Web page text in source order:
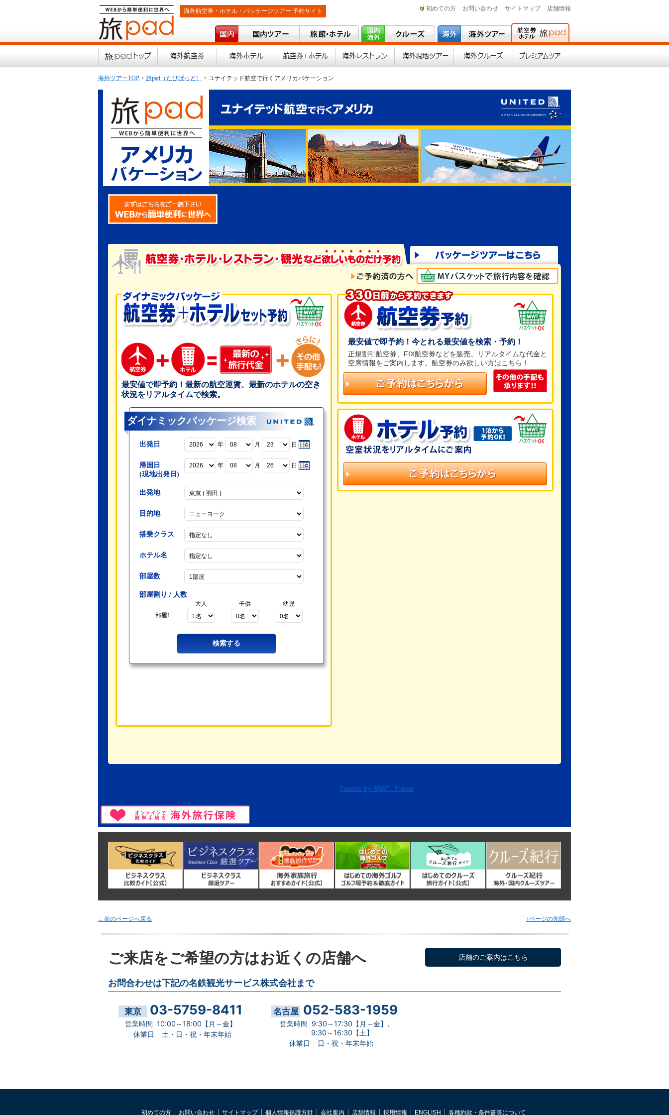
海外航空券・ホテル・パッケージツアー 予約サイト 初めての方 お問い合わせ サイトマップ 店舗情報
旅padトップ 海外航空券 海外ホテル 航空券＋ホテル 海外現地ツアー 海外クルーズ
海外ツアーTOP > 旅pad（たびぱっど） > ユナイテッド航空で行くアメリカバケーション
最安値で即予約！最新の航空運賃、最新のホテルの空き
状況をリアルタイムで検索。
最安値で即予約！今とれる最安値を検索・予約！
正規割引航空券、FIX航空券などを販売。リアルタイムな代金と
空席情報をご案内します。航空券のみ欲しい方はこちら！
Tweets by MWT_Travel
←前のページへ戻る ↑ページの先頭へ
ご来店をご希望の方はお近くの店舗へ 店舗のご案内はこちら
お問合わせは下記の名鉄観光サービス株式会社まで
東京 03-5759-8411
営業時間 10:00～18:00【月～金】
休業日
土・日・祝・年末年始
名古屋 052-583-1959
営業時間 9:30～17:30【月～金】,
9:30～16:30【土】
休業日
日・祝・年末年始
初めての方 お問い合わせ サイトマップ 個人情報保護方針 会社案内 店舗情報 採用情報 ENGLISH 各種約款・条件書等について